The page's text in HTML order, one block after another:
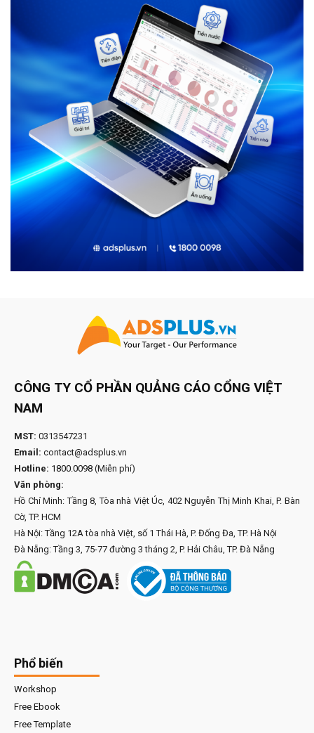
CÔNG TY CỔ PHẦN QUẢNG CÁO CỔNG VIỆT
NAM
MST: 0313547231
Email: contact@adsplus.vn
Hotline: 1800.0098 (Miễn phí)
Văn phòng:
Hồ Chí Minh: Tầng 8, Tòa nhà Việt Úc, 402 Nguyễn Thị Minh Khai, P. Bàn
Cờ, TP. HCM
Hà Nội: Tầng 12A tòa nhà Việt, số 1 Thái Hà, P. Đống Đa, TP. Hà Nội
Đà Nẵng: Tầng 3, 75-77 đường 3 tháng 2, P. Hải Châu, TP. Đà Nẵng
Phổ biến
Workshop
Free Ebook
Free Template